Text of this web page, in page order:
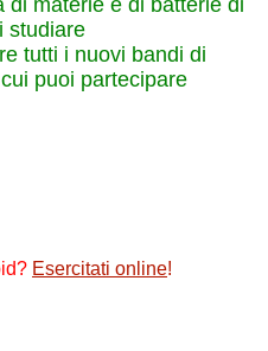
di materie e di batterie di
studiare
tutti i nuovi bandi di
puoi partecipare
Esercitati online!